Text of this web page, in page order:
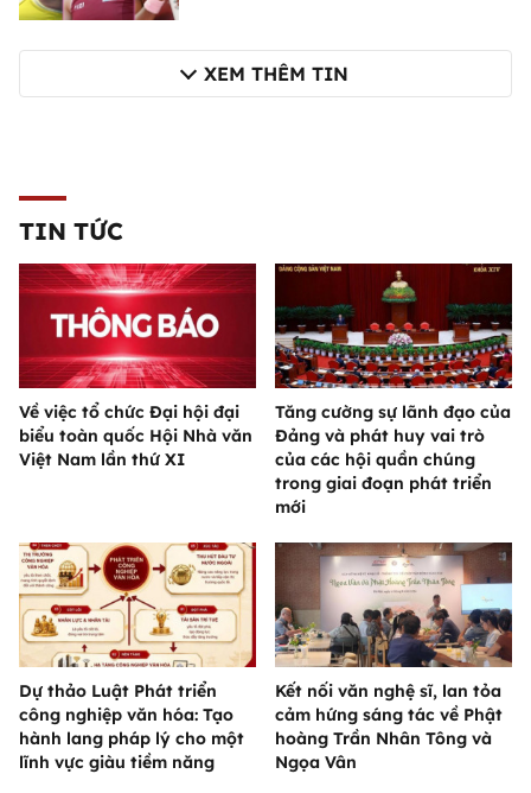
XEM THÊM TIN
TIN TỨC
Về việc tổ chức Đại hội đại
biểu toàn quốc Hội Nhà văn
Việt Nam lần thứ XI
Tăng cường sự lãnh đạo của
Đảng và phát huy vai trò
của các hội quần chúng
trong giai đoạn phát triển
mới
Dự thảo Luật Phát triển
công nghiệp văn hóa: Tạo
hành lang pháp lý cho một
lĩnh vực giàu tiềm năng
Kết nối văn nghệ sĩ, lan tỏa
cảm hứng sáng tác về Phật
hoàng Trần Nhân Tông và
Ngọa Vân